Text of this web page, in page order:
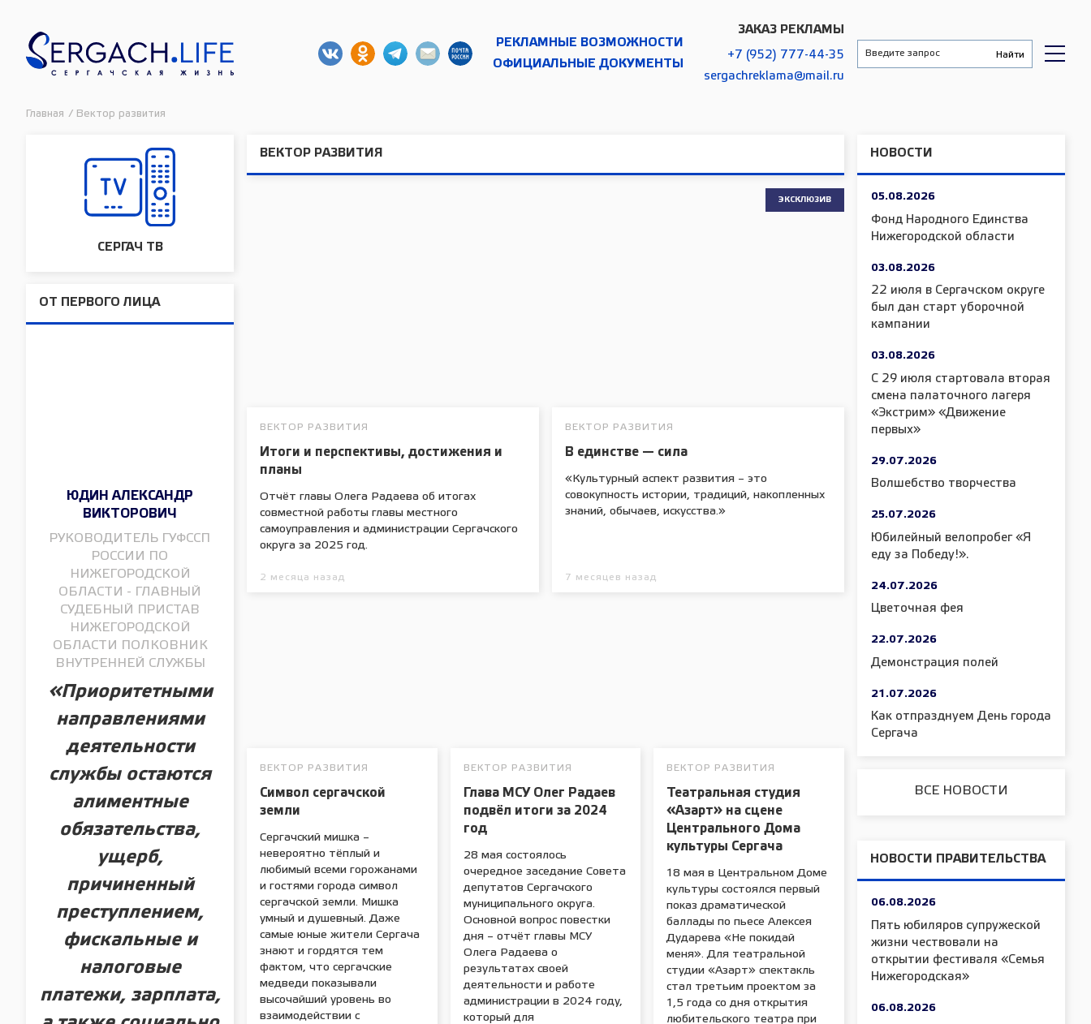
РЕКЛАМНЫЕ ВОЗМОЖНОСТИ
ОФИЦИАЛЬНЫЕ ДОКУМЕНТЫ
ЗАКАЗ РЕКЛАМЫ
+7 (952) 777-44-35
sergachreklama@mail.ru
Главная / Вектор развития
СЕРГАЧ ТВ
ОТ ПЕРВОГО ЛИЦА
ЮДИН АЛЕКСАНДР
ВИКТОРОВИЧ
РУКОВОДИТЕЛЬ ГУФССП
РОССИИ ПО
НИЖЕГОРОДСКОЙ
ОБЛАСТИ - ГЛАВНЫЙ
СУДЕБНЫЙ ПРИСТАВ
НИЖЕГОРОДСКОЙ
ОБЛАСТИ ПОЛКОВНИК
ВНУТРЕННЕЙ СЛУЖБЫ
«Приоритетными
направлениями
деятельности
службы остаются
алиментные
обязательства,
ущерб,
причиненный
преступлением,
фискальные и
налоговые
платежи, зарплата,
ВЕКТОР РАЗВИТИЯ
ВЕКТОР РАЗВИТИЯ
Итоги и перспективы, достижения и
планы
Отчёт главы Олега Радаева об итогах
совместной работы главы местного
самоуправления и администрации Сергачского
округа за 2025 год.
2 месяца назад
ЭКСКЛЮЗИВ
ВЕКТОР РАЗВИТИЯ
В единстве — сила
«Культурный аспект развития – это
совокупность истории, традиций, накопленных
знаний, обычаев, искусства.»
7 месяцев назад
ВЕКТОР РАЗВИТИЯ
Символ сергачской
земли
Сергачский мишка –
невероятно тёплый и
любимый всеми горожанами
и гостями города символ
сергачской земли. Мишка
умный и душевный. Даже
самые юные жители Сергача
знают и гордятся тем
фактом, что сергачские
медведи показывали
высочайший уровень во
взаимодействии с
ВЕКТОР РАЗВИТИЯ
Глава МСУ Олег Радаев
подвёл итоги за 2024
год
28 мая состоялось
очередное заседание Совета
депутатов Сергачского
муниципального округа.
Основной вопрос повестки
дня – отчёт главы МСУ
Олега Радаева о
результатах своей
деятельности и работе
администрации в 2024 году,
который для
ВЕКТОР РАЗВИТИЯ
Театральная студия
«Азарт» на сцене
Центрального Дома
культуры Сергача
18 мая в Центральном Доме
культуры состоялся первый
показ драматической
баллады по пьесе Алексея
Дударева «Не покидай
меня». Для театральной
студии «Азарт» спектакль
стал третьим проектом за
1,5 года со дня открытия
любительского театра при
НОВОСТИ
05.08.2026
Фонд Народного Единства
Нижегородской области
03.08.2026
22 июля в Сергачском округе
был дан старт уборочной
кампании
03.08.2026
С 29 июля стартовала вторая
смена палаточного лагеря
«Экстрим» «Движение
первых»
29.07.2026
Волшебство творчества
25.07.2026
Юбилейный велопробег «Я
еду за Победу!».
24.07.2026
Цветочная фея
22.07.2026
Демонстрация полей
21.07.2026
Как отпразднуем День города
Сергача
ВСЕ НОВОСТИ
НОВОСТИ ПРАВИТЕЛЬСТВА
06.08.2026
Пять юбиляров супружеской
жизни чествовали на
открытии фестиваля «Семья
Нижегородская»
06.08.2026